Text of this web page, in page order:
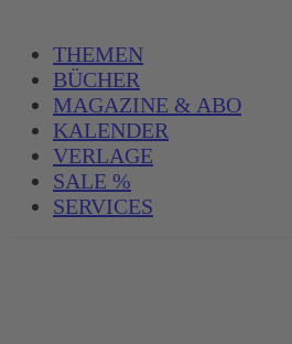
THEMEN
BÜCHER
MAGAZINE & ABO
KALENDER
VERLAGE
SALE %
SERVICES